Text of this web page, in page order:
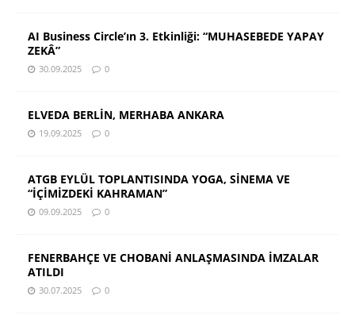
AI Business Circle’ın 3. Etkinliği: “MUHASEBEDE YAPAY
ZEKÂ”
30.09.2025 0
ELVEDA BERLİN, MERHABA ANKARA
19.09.2025 0
ATGB EYLÜL TOPLANTISINDA YOGA, SİNEMA VE
“İÇİMİZDEKİ KAHRAMAN”
09.09.2025 0
FENERBAHÇE VE CHOBANİ ANLAŞMASINDA İMZALAR
ATILDI
30.07.2025 0